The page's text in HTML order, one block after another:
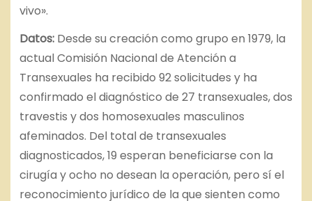
vivo».
Datos: Desde su creación como grupo en 1979, la
actual Comisión Nacional de Atención a
Transexuales ha recibido 92 solicitudes y ha
confirmado el diagnóstico de 27 transexuales, dos
travestis y dos homosexuales masculinos
afeminados. Del total de transexuales
diagnosticados, 19 esperan beneficiarse con la
cirugía y ocho no desean la operación, pero sí el
reconocimiento jurídico de la que sienten como